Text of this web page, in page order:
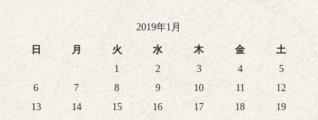
2019年1月
日 月 火 水 木 金 土
1 2 3 4
5
6
7 8 9 10 11
12
13
14 15 16 17 18
19